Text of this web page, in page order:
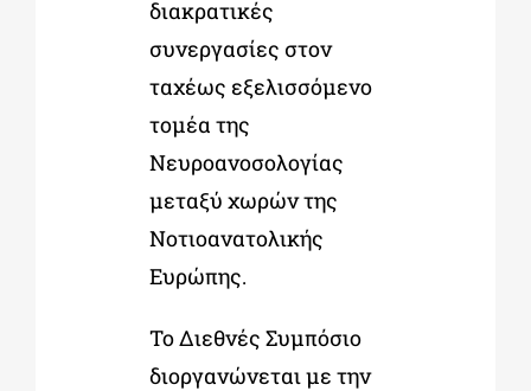
διακρατικές
συνεργασίες στον
ταχέως εξελισσόμενο
τομέα της
Νευροανοσολογίας
μεταξύ χωρών της
Νοτιοανατολικής
Ευρώπης.
Το Διεθνές Συμπόσιο
διοργανώνεται με την